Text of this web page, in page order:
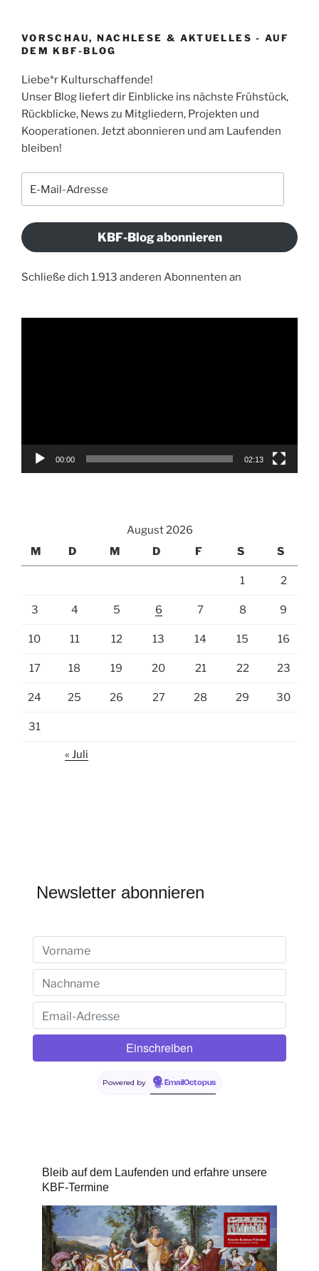
VORSCHAU, NACHLESE & AKTUELLES - AUF
DEM KBF-BLOG
Liebe*r Kulturschaffende!
Unser Blog liefert dir Einblicke ins nächste Frühstück,
Rückblicke, News zu Mitgliedern, Projekten und
Kooperationen. Jetzt abonnieren und am Laufenden
bleiben!
KBF-Blog abonnieren
Schließe dich 1.913 anderen Abonnenten an
00:00 02:13
August 2026
M
D M D F S S
1 2
3 4 5 6 7 8 9
10 11 12 13 14 15 16
17 18 19 20 21 22 23
24 25 26 27 28 29 30
31
« Juli
Newsletter abonnieren
Powered by EmailOctopus
Bleib auf dem Laufenden und erfahre unsere
KBF-Termine